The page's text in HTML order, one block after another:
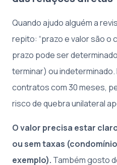
Quando ajudo alguém a
repito: “prazo e valor são o
prazo pode ser
terminar) ou
contratos com 30 meses,
risco de quebra unilateral
O valor precisa estar
ou sem taxas
exemplo). Também gosto